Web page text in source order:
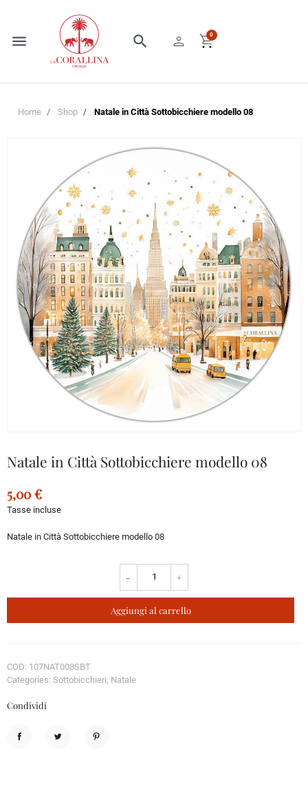
menu search person shopping_cart
0
Home Shop Natale in Città Sottobicchiere modello 08
Natale in Città Sottobicchiere modello 08
5,00 €
Tasse incluse
Natale in Città Sottobicchiere modello 08
- +
Aggiungi al carrello
COD: 107NAT008SBT
Categories: Sottobicchieri, Natale
Condividi